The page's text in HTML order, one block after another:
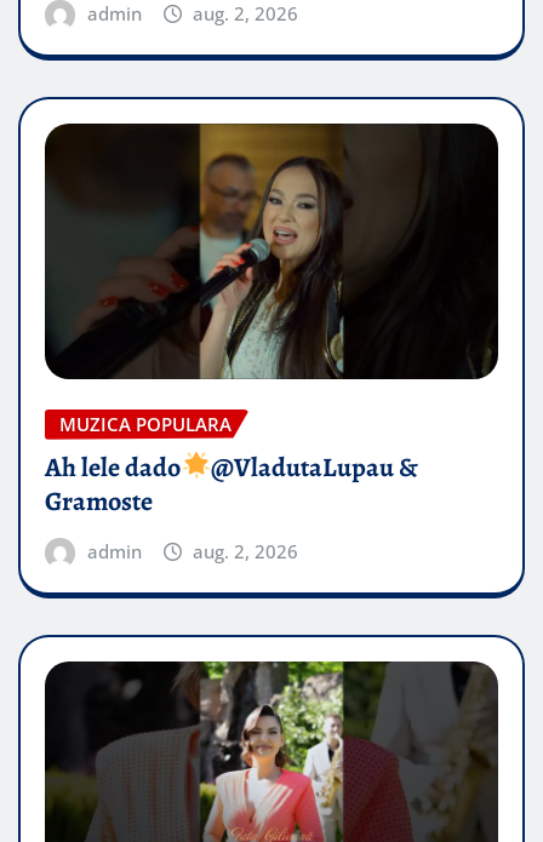
admin aug. 2, 2026
MUZICA POPULARA
Ah lele dado​
@VladutaLupau &
Gramoste
admin aug. 2, 2026